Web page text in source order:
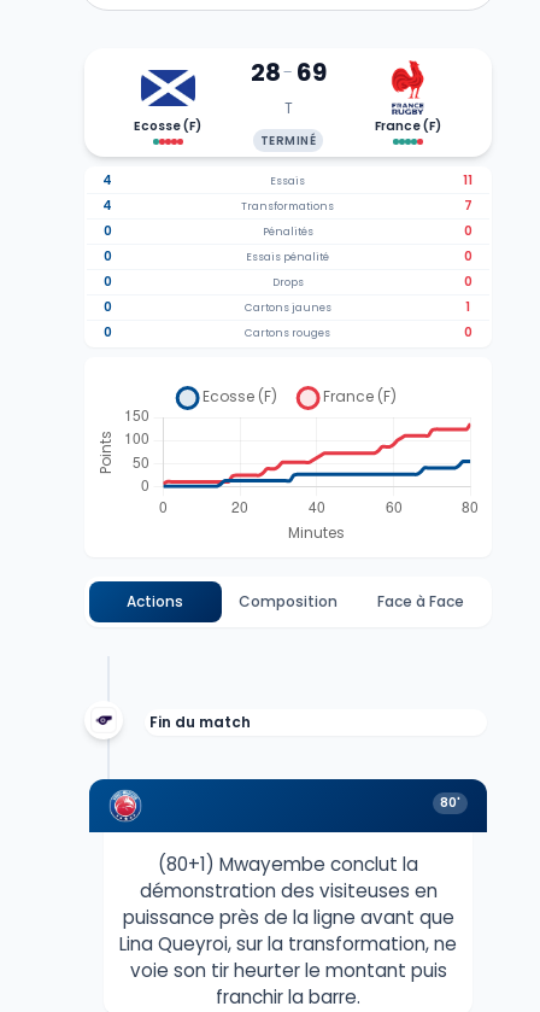
Ecosse (F)
28- 69
T
TERMINÉ
France (F)
4 Essais
11
4
Transformations
7
0
Pénalités
0
0
Essais pénalité
0
0
Drops
0
0
Cartons jaunes
1
0
Cartons rouges 0
Actions Composition Face à Face
Fin du match
80'
(80+1) Mwayembe conclut la
démonstration des visiteuses en
puissance près de la ligne avant que
Lina Queyroi, sur la transformation, ne
voie son tir heurter le montant puis
franchir la barre.